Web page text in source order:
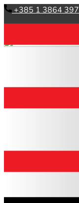
Skip
to
​ +385 1 3864 397